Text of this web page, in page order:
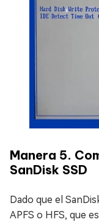
Manera 5.
SanDisk SSD
Dado que el
APFS o HFS, que